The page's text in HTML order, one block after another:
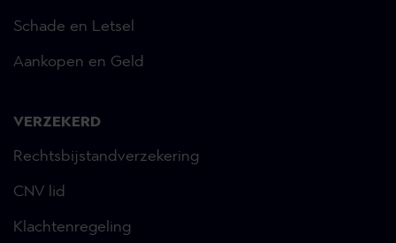
Schade en Letsel
Aankopen en Geld
VERZEKERD
Rechtsbijstandverzekering
CNV lid
Klachtenregeling